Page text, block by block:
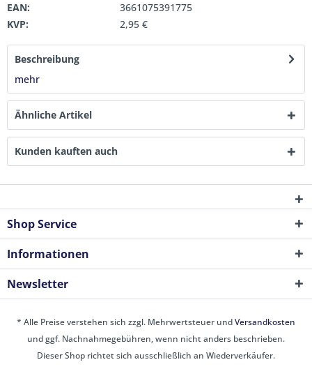
EAN:
3661075391775
KVP:
2,95 €
Beschreibung
mehr
Ähnliche Artikel
Kunden kauften auch
Shop Service
Informationen
Newsletter
* Alle Preise verstehen sich zzgl. Mehrwertsteuer undVersandkosten
und ggf. Nachnahmegebühren, wenn nicht anders beschrieben.
Dieser Shop richtet sich ausschließlich an Wiederverkäufer.